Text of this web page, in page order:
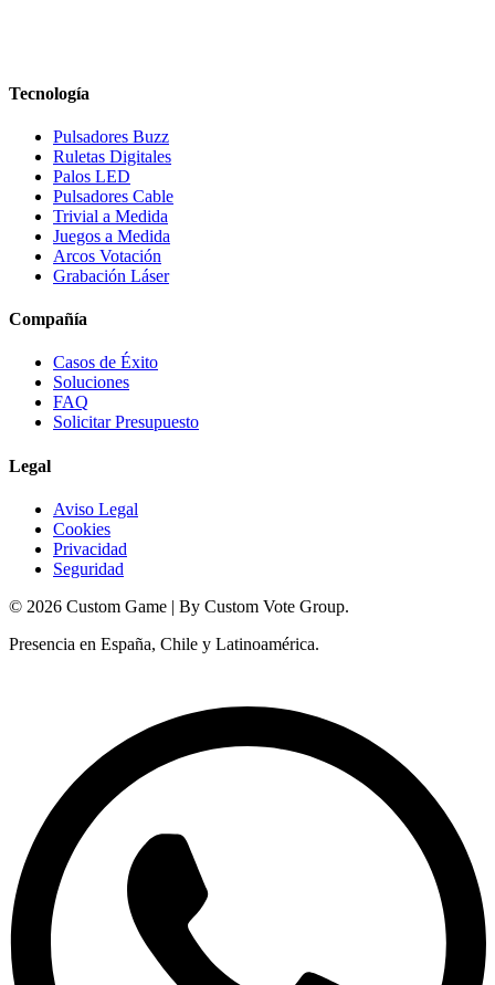
Tecnología
Pulsadores Buzz
Ruletas Digitales
Palos LED
Pulsadores Cable
Trivial a Medida
Juegos a Medida
Arcos Votación
Grabación Láser
Compañía
Casos de Éxito
Soluciones
FAQ
Solicitar Presupuesto
Legal
Aviso Legal
Cookies
Privacidad
Seguridad
© 2026 Custom Game | By Custom Vote Group.
Presencia en España, Chile y Latinoamérica.